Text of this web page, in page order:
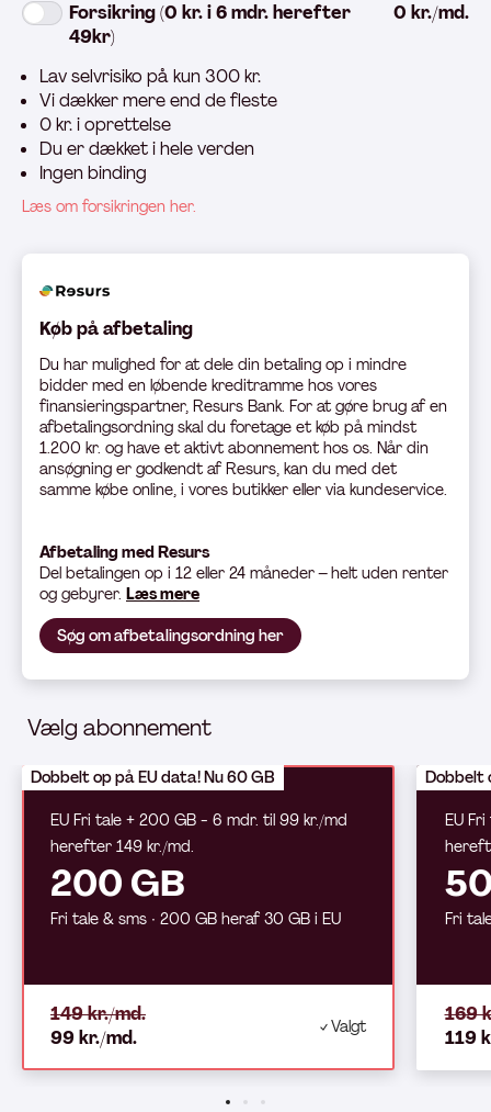
Forsikring (0 kr. i 6 mdr. herefter
49kr)
0 kr./md.
Lav selvrisiko på kun 300 kr.
Vi dækker mere end de fleste
0 kr. i oprettelse
Du er dækket i hele verden
Ingen binding
Læs om forsikringen her.
Køb på afbetaling
Du har mulighed for at dele din betaling op i mindre
bidder med en løbende kreditramme hos vores
finansieringspartner, Resurs Bank. For at gøre brug af en
afbetalingsordning skal du foretage et køb på mindst
1.200 kr. og have et aktivt abonnement hos os. Når din
ansøgning er godkendt af Resurs, kan du med det
samme købe online, i vores butikker eller via kundeservice.
Afbetaling med Resurs
Del betalingen op i 12 eller 24 måneder – helt uden renter
og gebyrer. Læs mere
Søg om afbetalingsordning her
Vælg abonnement
Dobbelt op på EU data! Nu 60 GB
EU Fri tale + 200 GB - 6 mdr. til 99 kr./md
herefter 149 kr./md.
200 GB
Fri tale & sms ∙ 200 GB heraf 30 GB i EU
149 kr./md.
99 kr./md.
Valgt
Dobbelt
EU
Fri
169
119